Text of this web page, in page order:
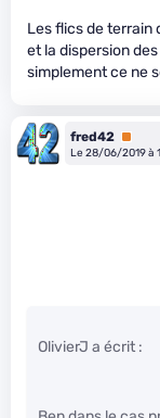
Les flics de terrain
et la dispersion
simplement ce ne
fred42 Premium
Le 28/06/2019 à
OlivierJ a écrit :